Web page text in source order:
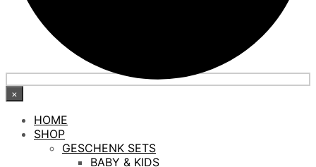
×
HOME
SHOP
GESCHENK SETS
BABY & KIDS